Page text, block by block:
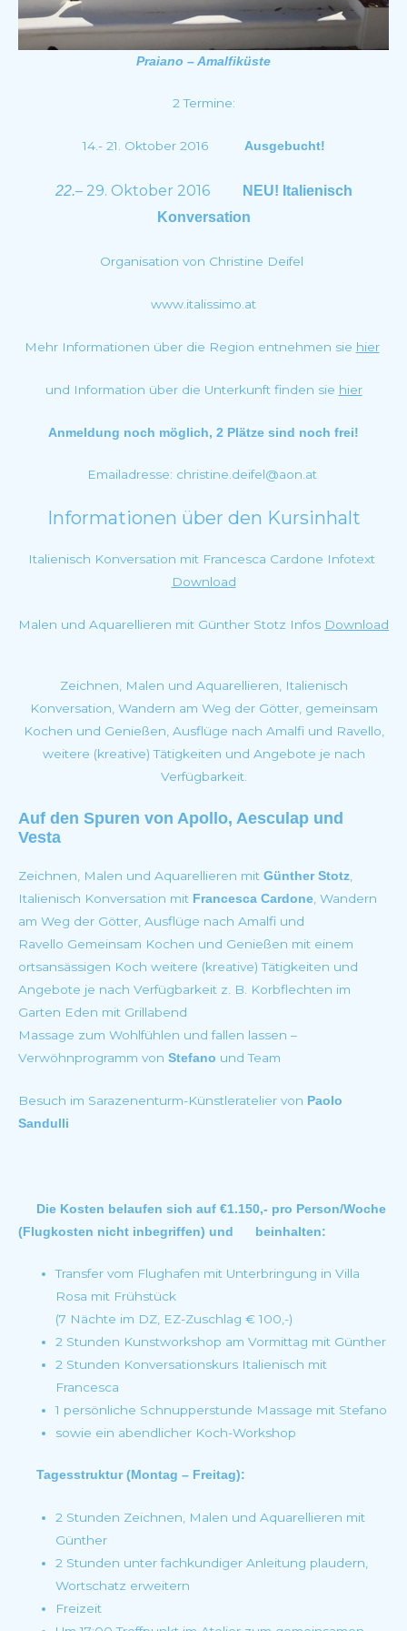
Praiano – Amalfiküste
2 Termine:
14.- 21. Oktober 2016 Ausgebucht!
22.– 29. Oktober 2016
NEU! Italienisch
Konversation
Organisation von Christine Deifel
www.italissimo.at
Mehr Informationen über die Region entnehmen sie hier
und Information über die Unterkunft finden sie hier
Anmeldung noch möglich, 2 Plätze sind noch frei!
Emailadresse: christine.deifel@aon.at
Informationen über den Kursinhalt
Italienisch Konversation mit Francesca Cardone Infotext
Download
Malen und Aquarellieren mit Günther Stotz Infos Download
Zeichnen, Malen und Aquarellieren, Italienisch
Konversation, Wandern am Weg der Götter, gemeinsam
Kochen und Genießen, Ausflüge nach Amalfi und Ravello,
weitere (kreative) Tätigkeiten und Angebote je nach
Verfügbarkeit.
Auf den Spuren von Apollo, Aesculap und
Vesta
Zeichnen, Malen und Aquarellieren mit Günther Stotz
Italienisch Konversation mit Francesca Cardone , Wandern
am Weg der Götter, Ausflüge nach Amalfi und
Ravello Gemeinsam Kochen und Genießen mit einem
ortsansässigen Koch weitere (kreative) Tätigkeiten und
Angebote je nach Verfügbarkeit z. B. Korbflechten im
Garten Eden mit Grillabend
Massage zum Wohlfühlen und fallen lassen –
Verwöhnprogramm von Stefano und Team
Besuch im Sarazenenturm-Künstleratelier von Paolo
Sandulli
Die Kosten belaufen sich auf €1.150,- pro Person/Woche
(Flugkosten nicht inbegriffen) und beinhalten:
Transfer vom Flughafen mit Unterbringung in Villa
Rosa mit Frühstück
(7 Nächte im DZ, EZ-Zuschlag € 100,-)
2 Stunden Kunstworkshop am Vormittag mit Günther
2 Stunden Konversationskurs Italienisch mit
Francesca
1 persönliche Schnupperstunde Massage mit Stefano
sowie ein abendlicher Koch-Workshop
Tagesstruktur (Montag – Freitag):
2 Stunden Zeichnen, Malen und Aquarellieren mit
Günther
2 Stunden unter fachkundiger Anleitung plaudern,
Wortschatz erweitern
Freizeit